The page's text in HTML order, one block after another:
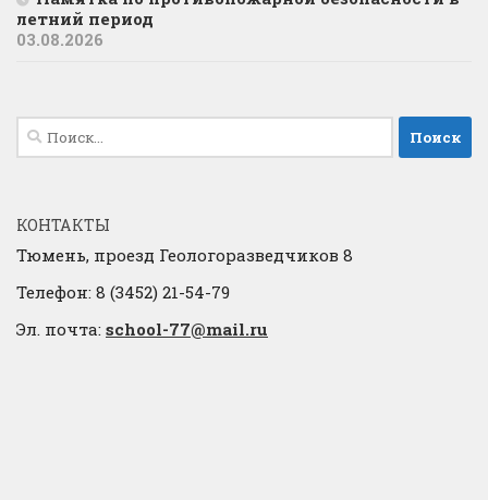
летний период
03.08.2026
Найти:
КОНТАКТЫ
Тюмень, проезд Геологоразведчиков 8
Телефон: 8 (3452) 21-54-79
Эл. почта: school-77@mail.ru